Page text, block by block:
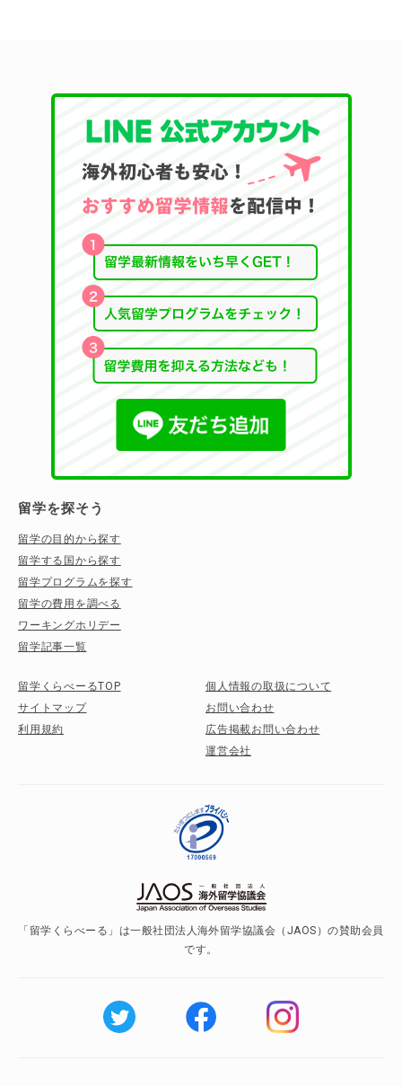
留学を探そう
留学の目的から探す
留学する国から探す
留学プログラムを探す
留学の費用を調べる
ワーキングホリデー
留学記事一覧
留学くらべーるTOP
サイトマップ
利用規約
個人情報の取扱について
お問い合わせ
広告掲載お問い合わせ
運営会社
「留学くらべーる」は一般社団法人海外留学協議会（JAOS）の賛助会員
です。